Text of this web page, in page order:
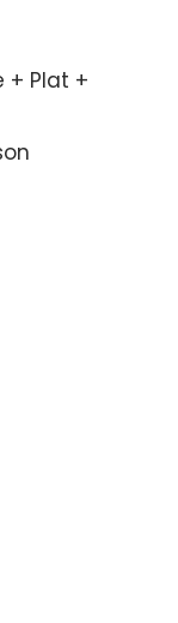
+ Plat +